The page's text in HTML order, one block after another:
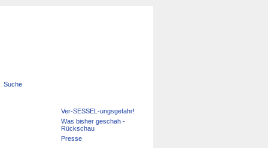
Suche
Navigation
überspringen
Ver-SESSEL-ungsgefahr!
Was bisher geschah -
Rückschau
Presse